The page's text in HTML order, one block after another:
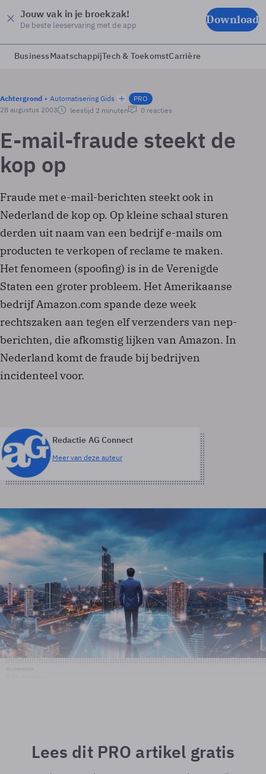
Jouw vak in je broekzak!
De beste leeservaring met de app Download
BusinessMaatschappijTech & ToekomstCarrière
Achtergrond Automatisering Gids
PRO
28 augustus 2003
leestijd 2 minuten 0 reacties
E-mail-fraude steekt de
kop op
Fraude met e-mail-berichten steekt ook in
Nederland de kop op. Op kleine schaal sturen
derden uit naam van een bedrijf e-mails om
producten te verkopen of reclame te maken.
Het fenomeen (spoofing) is in de Verenigde
Staten een groter probleem. Het Amerikaanse
bedrijf Amazon.com spande deze week
rechtszaken aan tegen elf verzenders van nep-
berichten, die afkomstig lijken van Amazon. In
Nederland komt de fraude bij bedrijven
incidenteel voor.
Redactie AG Connect
Meer van deze auteur
Lees dit PRO artikel gratis